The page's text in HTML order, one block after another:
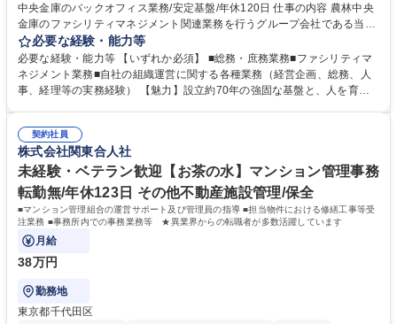
中央金庫のバックオフィス業務/安定基盤/年休120日 仕事の内容 農林中央
金庫のファシリティマネジメント関連業務を行うグループ会社である当社
にて、総務・庶務業務やファシリティマネジメントを行う事務系総合職を
募集いたします。 ■総務・庶務業務：外部委託先（外注先）や契約書の管
理、総務部門での管理業務、会計管理や決算業務、印刷物等の制作管理等
※親会社である農林中央金庫から受託した総務庶務業務 ■ファシリティマ
関する各種業務（経営企画、総務、人事、経理等） 募集職種 【事務系総
合職】農林中央金庫のバックオフィス業務/安定基盤/年休120日
必要な経験・能力等
必要な経験・能力等 【いずれか必須】 ■総務・庶務業務■ファシリティマ
ネジメント業務■自社の組織運営に関する各種業務（経営企画、総務、人
事、経理等の実務経験） 【魅力】設立約70年の強固な基盤と、人を育て
す。 また、業務がしっかりと基準化されており、中途入社でも質問しやす
く馴染みやすい和やかな社風です。さらに、簿記やファシリティマネジャ
ーなどの資格取得に向けた費用負担や報奨金制度が非常に手厚く、成長で
きる環境です。 学歴・資格 学歴：大学院 大学 高専 短大 語学力： 資格：
日商簿記検定2級
契約社員
株式会社関東合人社
未経験・ベテラン歓迎【お茶の水】マンション管理事務
転勤無/年休123日 その他不動産施設管理/保全
■マンション管理組合の運営サポート及び管理員の指導 ■担当物件における修繕工事等受
注業務 ■事務所内での事務業務等 ★異業界からの転職者が多数活躍しています
月給
38万円
勤務地
東京都千代田区